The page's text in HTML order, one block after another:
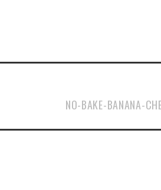
NO-BAKE-BANANA-